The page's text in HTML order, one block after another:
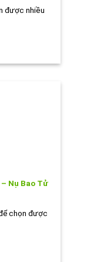
được nhiều
Nụ Bao Tử
chọn được